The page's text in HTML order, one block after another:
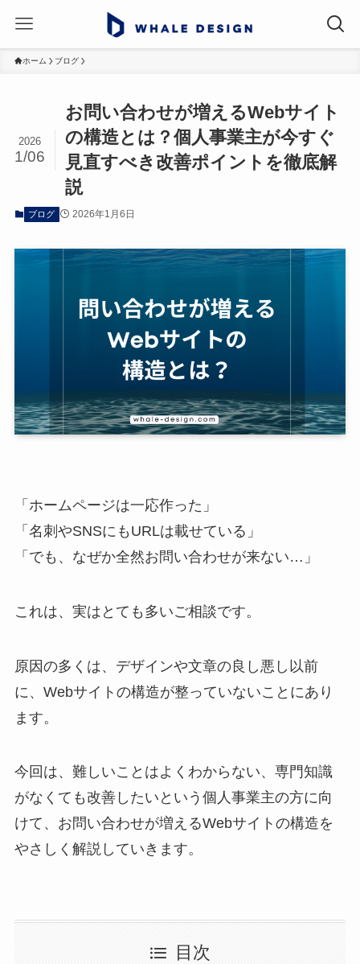
ホーム ブログ
お問い合わせが増えるWebサイト
の構造とは？個人事業主が今すぐ
見直すべき改善ポイントを徹底解
説
2026
1/06
ブログ 2026年1月6日
「ホームページは一応作った」
「名刺やSNSにもURLは載せている」
「でも、なぜか全然お問い合わせが来ない…」
これは、実はとても多いご相談です。
原因の多くは、デザインや文章の良し悪し以前
に、Webサイトの構造が整っていないことにあり
ます。
今回は、難しいことはよくわからない、専門知識
がなくても改善したいという個人事業主の方に向
けて、お問い合わせが増えるWebサイトの構造を
やさしく解説していきます。
目次